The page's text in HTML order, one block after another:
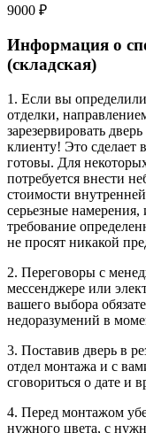
9000 ₽
Информация о
(складская)
1. Если вы
отделки,
зарезервировать
клиенту! Это сделает
готовы. Для
потребуется внести
стоимости
серьезные намерения,
требование
не просят никакой
2. Переговоры с
мессенджере или
вашего выбора
недоразумений в
3. Поставив дверь в
отдел монтажа и с
сговориться о дате и
4. Перед монтажом
нужного цвета, с